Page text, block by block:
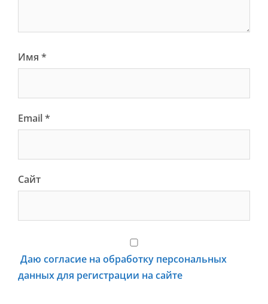
Имя *
Email*
Сайт
Даю согласие на обработку персональных
данных для регистрации на сайте